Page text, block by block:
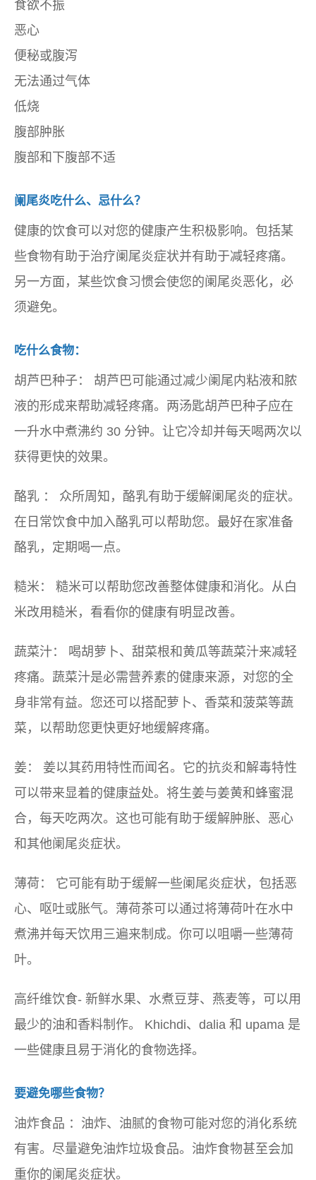
食欲不振
恶心
便秘或腹泻
无法通过气体
低烧
腹部肿胀
腹部和下腹部不适
阑尾炎吃什么、忌什么？
健康的饮食可以对您的健康产生积极影响。包括某
些食物有助于治疗阑尾炎症状并有助于减轻疼痛。
另一方面，某些饮食习惯会使您的阑尾炎恶化，必
须避免。
吃什么食物：
胡芦巴种子：
胡芦巴可能通过减少阑尾内粘液和脓
液的形成来帮助减轻疼痛。两汤匙胡芦巴种子应在
一升水中煮沸约 30 分钟。让它冷却并每天喝两次以
获得更快的效果。
酪乳 ：
众所周知，酪乳有助于缓解阑尾炎的症状。
在日常饮食中加入酪乳可以帮助您。最好在家准备
酪乳，定期喝一点。
糙米：
糙米可以帮助您改善整体健康和消化。从白
米改用糙米，看看你的健康有明显改善。
蔬菜汁：
喝胡萝卜、甜菜根和黄瓜等蔬菜汁来减轻
疼痛。蔬菜汁是必需营养素的健康来源，对您的全
身非常有益。您还可以搭配萝卜、香菜和菠菜等蔬
菜，以帮助您更快更好地缓解疼痛。
姜：
姜以其药用特性而闻名。它的抗炎和解毒特性
可以带来显着的健康益处。将生姜与姜黄和蜂蜜混
合，每天吃两次。这也可能有助于缓解肿胀、恶心
和其他阑尾炎症状。
薄荷：
它可能有助于缓解一些阑尾炎症状，包括恶
心、呕吐或胀气。薄荷茶可以通过将薄荷叶在水中
煮沸并每天饮用三遍来制成。你可以咀嚼一些薄荷
叶。
高纤维饮食- 新鲜水果、水煮豆芽、燕麦等，可以用
最少的油和香料制作。 Khichdi、dalia 和 upama 是
一些健康且易于消化的食物选择。
要避免哪些食物？
油炸食品 ：油炸、油腻的食物可能对您的消化系统
有害。尽量避免油炸垃圾食品。油炸食物甚至会加
重你的阑尾炎症状。